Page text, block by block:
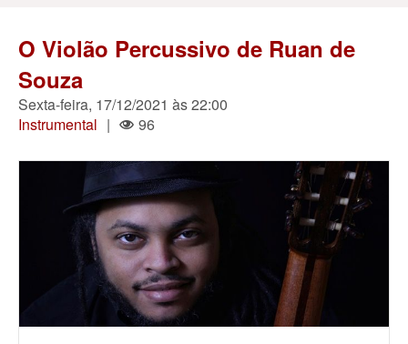
O Violão Percussivo de Ruan de
Souza
Sexta-feira, 17/12/2021 às 22:00
Instrumental | 96